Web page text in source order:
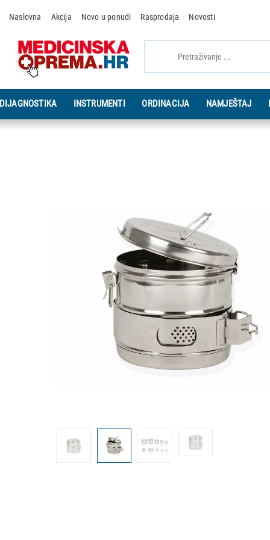
Naslovna Akcija Novo u ponudi Rasprodaja Novosti
INSTRUMENTI ORDINACIJA NAMJEŠTAJ